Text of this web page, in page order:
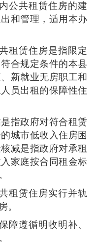
公共租赁住房的建
和管理，适用本办
租赁住房是指限定
合规定条件的本县
新就业无房职工和
员出租的保障性住
指政府对符合租赁
城市低收入住房困
减是指政府对承租
家庭按合同租金标
租赁住房实行并轨
。
障遵循明收明补、